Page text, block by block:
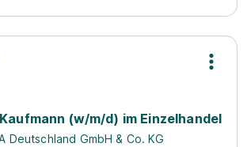
(w/m/d) im Einzelhandel
Deutschland GmbH & Co. KG